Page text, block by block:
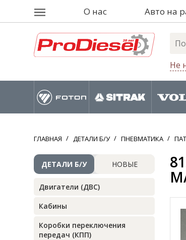
О нас Авто на
Не
ГЛАВНАЯ ДЕТАЛИ Б/У ПНЕВМАТИКА
ДЕТАЛИ Б/У НОВЫЕ
Двигатели (ДВС)
Кабины
Коробки переключения
передач (КПП)